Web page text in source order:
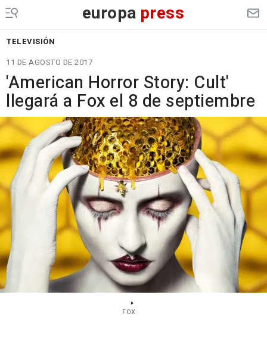
europa press
TELEVISIÓN
11 DE AGOSTO DE 2017
'American Horror Story: Cult'
llegará a Fox el 8 de septiembre
FOX